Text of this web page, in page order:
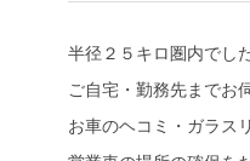
半径２５キロ圏内でし
ご自宅・勤務先までお
お車のヘコミ・ガラス